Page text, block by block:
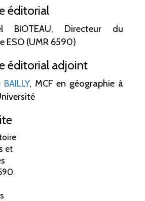
éditorial
BIOTEAU, Directeur du
ESO (UMR 6590)
éditorial adjoint
, MCF en géographie à
et